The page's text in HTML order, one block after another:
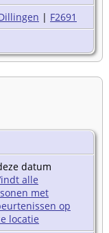
| F2691
datum